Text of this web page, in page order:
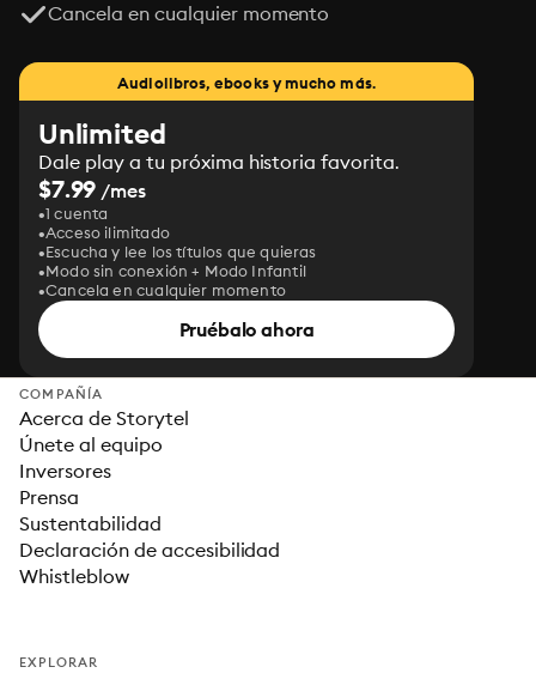
Cancela en cualquier momento
Audiolibros, ebooks y mucho más.
Unlimited
Dale play a tu próxima historia favorita.
$7.99 /mes
1 cuenta
Acceso ilimitado
Escucha y lee los títulos que quieras
Modo sin conexión + Modo Infantil
Cancela en cualquier momento
Pruébalo ahora
COMPAÑÍA
Acerca de Storytel
Únete al equipo
Inversores
Prensa
Sustentabilidad
Declaración de accesibilidad
Whistleblow
EXPLORAR